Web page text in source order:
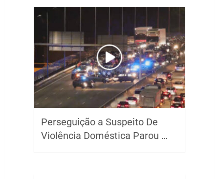
Perseguição a Suspeito De
Violência Doméstica Parou …